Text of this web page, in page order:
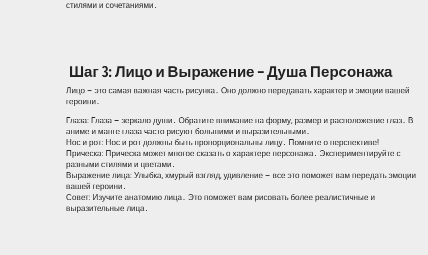
стилями и сочетаниями․
‍ Шаг 3: Лицо и Выражение – Душа Персонажа
Лицо – это самая важная часть рисунка․ Оно должно передавать характер и эмоции вашей
героини․
Глаза: Глаза – зеркало души․ Обратите внимание на форму, размер и расположение глаз․ В
аниме и манге глаза часто рисуют большими и выразительными․
Нос и рот: Нос и рот должны быть пропорциональны лицу․ Помните о перспективе!
Прическа: Прическа может многое сказать о характере персонажа․ Экспериментируйте с
разными стилями и цветами․
Выражение лица: Улыбка, хмурый взгляд, удивление – все это поможет вам передать эмоции
вашей героини․
Совет: Изучите анатомию лица․ Это поможет вам рисовать более реалистичные и
выразительные лица․